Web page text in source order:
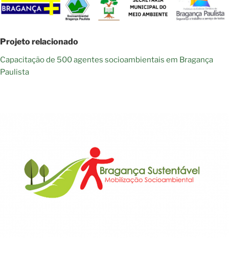
Projeto relacionado
Capacitação de 500 agentes socioambientais em Bragança
Paulista